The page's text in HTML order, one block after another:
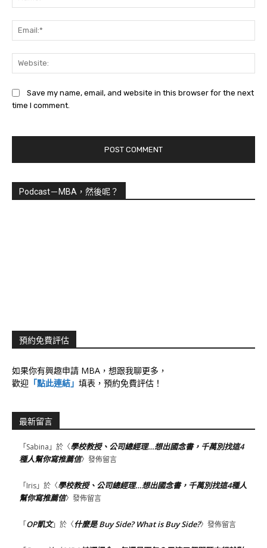
Save my name, email, and website in this browser for the next
time I comment.
Podcast－MBA，然後呢？
預約免費評估
如果你有興趣申請 MBA，想跟我聊更多，
歡迎 「點此連結」 填表，預約免費評估！
最新留言
「Sabina 」於〈學校教授、公司總經理…想出國念書，千萬別找這4
種人幫你寫推薦信〉發佈留言
「Iris」於〈學校教授、公司總經理…想出國念書，千萬別找這4種人
幫你寫推薦信〉發佈留言
「OP凱文」於〈什麼是 Buy Side? What is Buy Side?〉發佈留言